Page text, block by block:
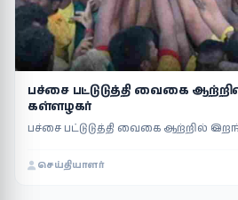
பச்சை பட்டுடுத்தி வைகை
கள்ளழகர்
பச்சை பட்டுடுத்தி வைகை ஆற்றில்
செய்தியாளர்